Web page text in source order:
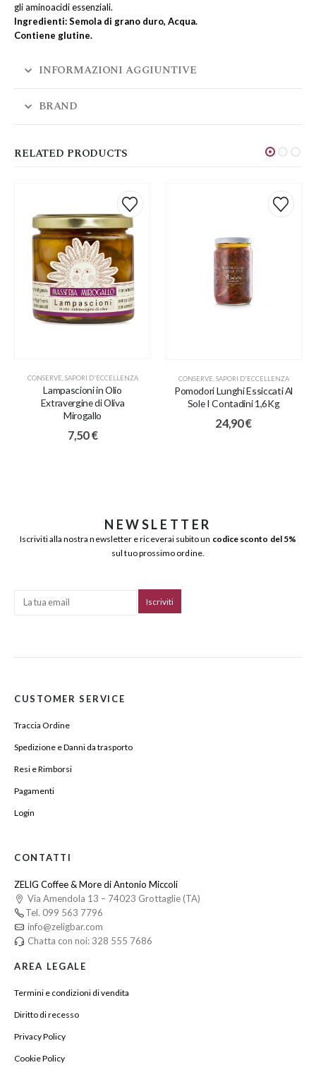
gli aminoacidi essenziali.
Ingredienti: Semola di grano duro, Acqua.
Contiene glutine.
INFORMAZIONI AGGIUNTIVE
BRAND
RELATED PRODUCTS
CONSERVE,SAPORI D'ECCELLENZA
Lampascioni in Olio
Extravergine di Oliva
Mirogallo
7,50€
CONSERVE SAPORI D'ECCELLENZA
Pomodori Lunghi Essiccati Al
Sole I Contadini 1,6Kg
24,90€
NEWSLETTER
Iscriviti alla nostra newsletter e riceverai subito un codice sconto del 5%
sul tuo prossimo ordine.
CUSTOMER SERVICE
Traccia Ordine
Spedizione e Danni da trasporto
Resi e Rimborsi
Pagamenti
Login
CONTATTI
ZELIG Coffee & More di Antonio Miccoli
Via Amendola 13 – 74023 Grottaglie (TA)
Tel. 099 563 7796
info@zeligbar.com
Chatta con noi: 328 555 7686
AREA LEGALE
Termini e condizioni di vendita
Diritto di recesso
Privacy Policy
Cookie Policy